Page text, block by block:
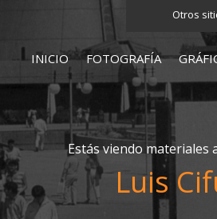
Otros
INICIO FOTOGRAFÍA
Estás viendo materiales
Luis